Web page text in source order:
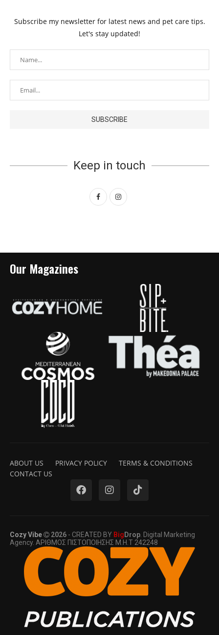
Subscribe my newsletter for latest news and pet care tips.
Let's stay updated!
Keep in touch
Our Magazines
ABOUT US PRIVACY POLICY
TERMS & CONDITIONS
CONTACT US
Cozy Vibe 2026 - CREATED BY Big Drop. Digital Marketing
Agency. ΑΡΙΘΜΟΣ ΠΙΣΤΟΠΟΙΗΣΗΣ Μ.Η.Τ 242248